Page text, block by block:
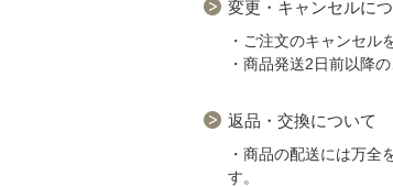
変更・キャンセルに
・ご注文のキャンセル
・商品発送2日前以降
返品・交換について
・商品の配送には万
す。